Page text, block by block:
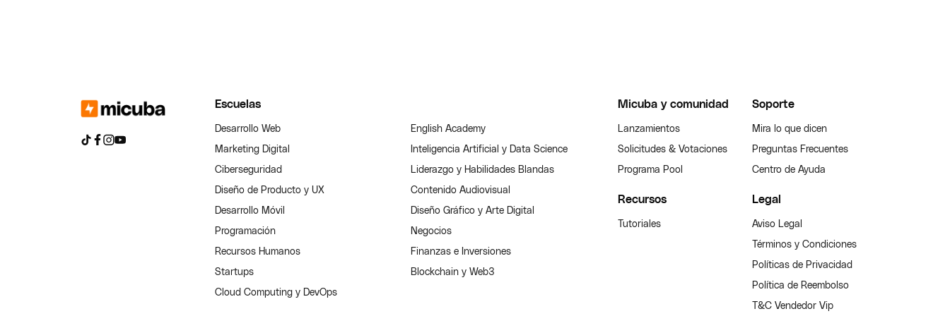
Escuelas
Desarrollo Web
English Academy
Marketing Digital
Inteligencia Artificial y Data Science
Ciberseguridad
Liderazgo y Habilidades Blandas
Diseño de Producto y UX
Contenido Audiovisual
Desarrollo Móvil
Diseño Gráfico y Arte Digital
Programación
Negocios
Recursos Humanos
Finanzas e Inversiones
Startups
Blockchain y Web3
Cloud Computing y DevOps
Micuba y comunidad
Lanzamientos
Solicitudes & Votaciones
Programa Pool
Soporte
Mira lo que dicen
Preguntas Frecuentes
Centro de Ayuda
Recursos
Tutoriales
Legal
Aviso Legal
Términos y Condiciones
Políticas de Privacidad
Política de Reembolso
T&C Vendedor Vip